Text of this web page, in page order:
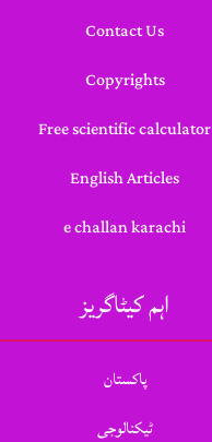
Contact Us
Copyrights
Free scientific calculator
English Articles
e challan karachi
اہم کیٹاگریز
پاکستان
ٹیکنالوجی